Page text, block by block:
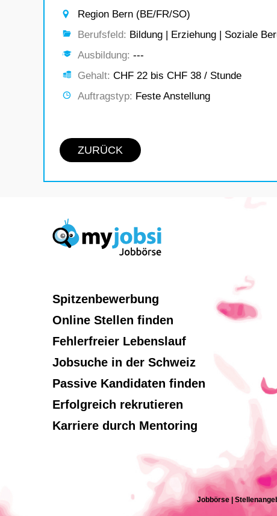
Region Bern (BE/FR/SO)
Berufsfeld: Bildung | Erziehung | Soziale
Ausbildung: ---
Gehalt: CHF 22 bis CHF 38 / Stunde
Auftragstyp: Feste Anstellung
ZURÜCK
Spitzenbewerbung
Online Stellen finden
Fehlerfreier Lebenslauf
Jobsuche in der Schweiz
Passive Kandidaten finden
Erfolgreich rekrutieren
Karriere durch Mentoring
Jobbörse |